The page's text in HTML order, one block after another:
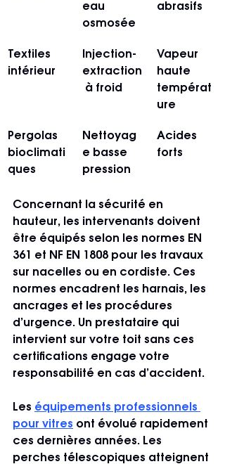
eau
osmosée
abrasifs
Textiles
intérieur
Injection-
extraction
à froid
Vapeur
haute
températ
ure
Pergolas
bioclimati
ques
Nettoyag
e basse
pression
Acides
forts
Concernant la sécurité en
hauteur, les intervenants doivent
être équipés selon les normes EN
361 et NF EN 1808 pour les travaux
sur nacelles ou en cordiste. Ces
normes encadrent les harnais, les
ancrages et les procédures
d’urgence. Un prestataire qui
intervient sur votre toit sans ces
certifications engage votre
responsabilité en cas d’accident.
Les équipements professionnels
pour vitres ont évolué rapidement
ces dernières années. Les
perches télescopiques atteignent